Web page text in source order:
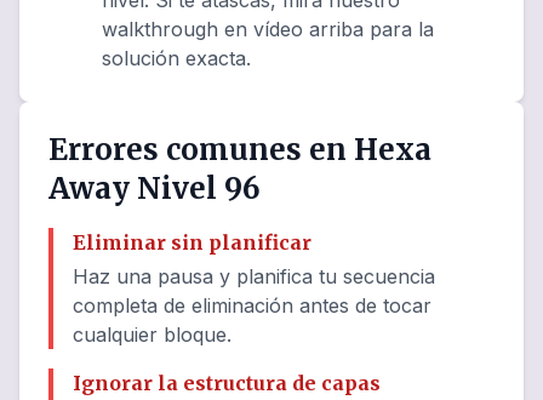
walkthrough en vídeo arriba para la
solución exacta.
Errores comunes en Hexa
Away Nivel 96
Eliminar sin planificar
Haz una pausa y planifica tu secuencia
completa de eliminación antes de tocar
cualquier bloque.
Ignorar la estructura de capas